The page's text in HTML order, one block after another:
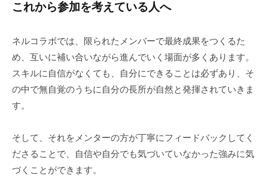
これから参加を考えている人へ
ネルコラボでは、限られたメンバーで最終成果をつくるた
め、互いに補い合いながら進んでいく場面が多くあります。
スキルに自信がなくても、自分にできることは必ずあり、そ
の中で無自覚のうちに自分の長所が自然と発揮されていきま
す。
そして、それをメンターの方が丁寧にフィードバックしてく
ださることで、自信や自分でも気づいていなかった強みに気
づくことができます。